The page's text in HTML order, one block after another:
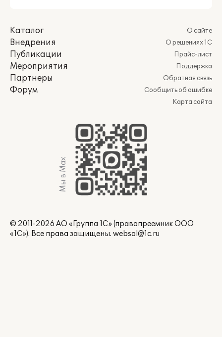
Каталог
Внедрения
Публикации
Мероприятия
Партнеры
Форум
О сайте
О решениях 1С
Прайс-лист
Поддержка
Обратная связь
Сообщить об ошибке
Карта сайта
Мы в Max
© 2011-2026 АО «Группа 1С» (правопреемник ООО
«1С»). Все права защищены. websol@1c.ru